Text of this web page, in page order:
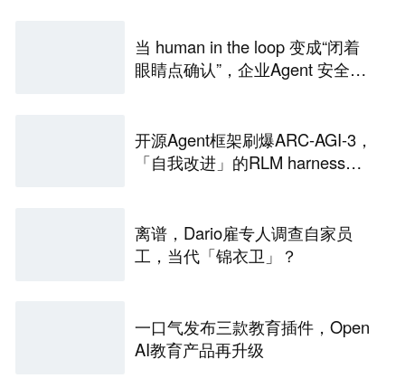
当 human in the loop 变成“闭着
眼睛点确认”，企业Agent 安全还
开源Agent框架刷爆ARC-AGI-3，
「自我改进」的RLM harness引
离谱，Dario雇专人调查自家员
工，当代「锦衣卫」？
一口气发布三款教育插件，Open
AI教育产品再升级